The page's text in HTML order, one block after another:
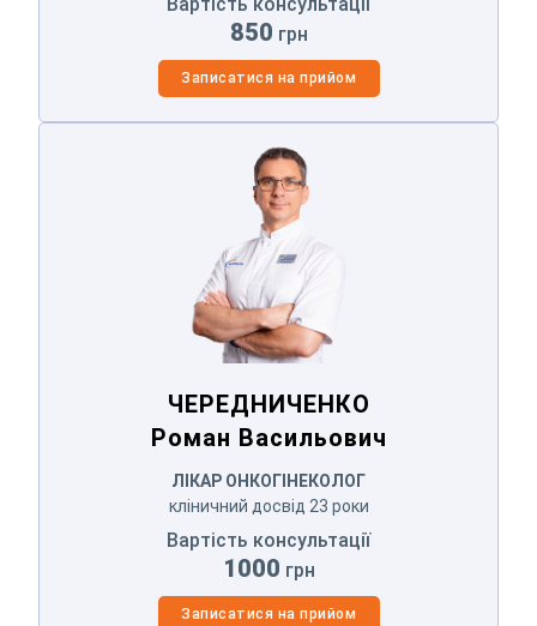
850 грн
Записатися на прийом
ЧЕРЕДНИЧЕНКО
ЧЕРЕДНИЧЕНКО
Роман Васильович
ЛІКАР ОНКОГІНЕКОЛОГ
кліничний досвід 23 роки
Вартість консультації
1000 грн
Записатися на прийом